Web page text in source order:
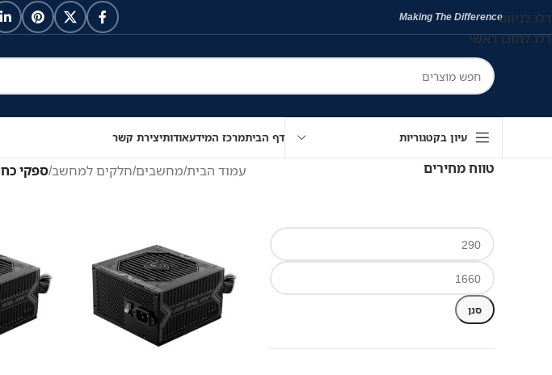
דלג לניווט
דלג לתוכן ראשי
Making The Difference
עיון בקטגוריות דף הביתמרכז המידעאודותיצירת קשר
טווח מחירים
סנן
עמוד הבית/מחשבים/חלקים למחשב/ספקי כח